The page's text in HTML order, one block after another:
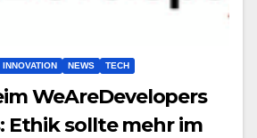
INNOVATION NEWS TECH
WeAreDevelopers
Ethik sollte mehr im